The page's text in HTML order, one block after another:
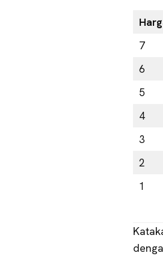
7
6
5
4
3
2
1